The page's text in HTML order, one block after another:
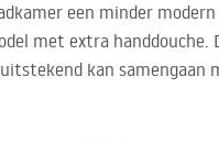
een minder
met extra handdouche.
kan samengaan